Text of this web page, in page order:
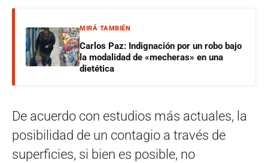
MIRÁ TAMBIÉN
Carlos Paz: Indignación por un robo bajo
la modalidad de «mecheras» en una
dietética
De acuerdo con estudios más actuales, la
posibilidad de un contagio a través de
superficies, si bien es posible, no